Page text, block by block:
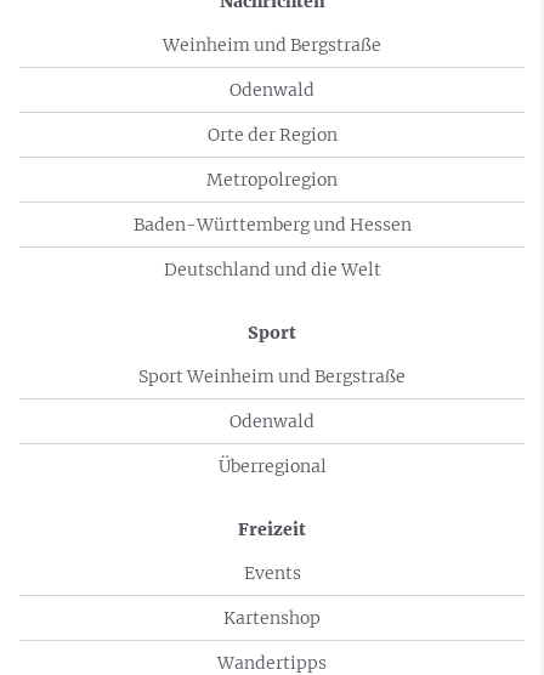
Weinheim und Bergstraße
Odenwald
Orte der Region
Metropolregion
Baden-Württemberg und Hessen
Deutschland und die Welt
Sport
Sport Weinheim und Bergstraße
Odenwald
Überregional
Freizeit
Events
Kartenshop
Wandertipps